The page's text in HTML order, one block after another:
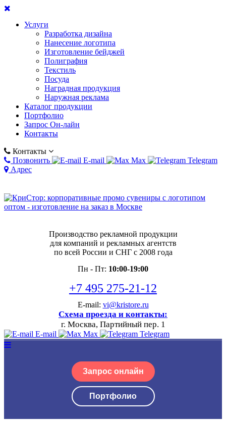
Услуги
Разработка дизайна
Нанесение логотипа
Изготовление бейджей
Полиграфия
Текстиль
Посуда
Наградная продукция
Наружная реклама
Каталог продукции
Портфолио
Запрос Он-лайн
Контакты
Контакты
Позвонить
E-mail Max
Telegram
Адрес
Производство рекламной продукции
для компаний и рекламных агентств
по всей России и СНГ с 2008 года
Пн - Пт: 10:00-19:00
+7 495 275-21-12
E-mail: vi@kristore.ru
Схема проезда и контакты:
г. Москва, Партийный пер. 1
E-mail Max Telegram
Запрос онлайн
Портфолио